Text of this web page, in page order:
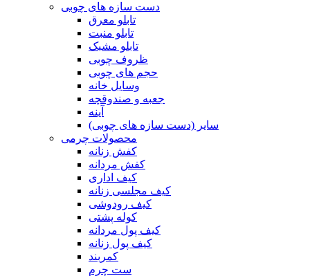
دست سازه های چوبی
تابلو معرق
تابلو منبت
تابلو مشبک
ظروف چوبی
حجم های چوبی
وسایل خانه
جعبه و صندوقچه
آینه
سایر (دست سازه های چوبی)
محصولات چرمی
کفش زنانه
کفش مردانه
کیف اداری
کیف مجلسی زنانه
کیف رودوشی
کوله پشتی
کیف پول مردانه
کیف پول زنانه
کمربند
ست چرم